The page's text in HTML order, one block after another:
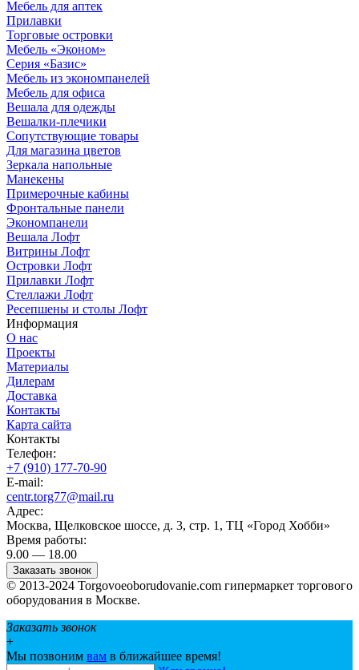
Мебель для аптек
Прилавки
Торговые островки
Мебель «Эконом»
Серия «Базис»
Мебель из экономпанелей
Мебель для офиса
Вешала для одежды
Вешалки-плечики
Сопутствующие товары
Для магазина цветов
Зеркала напольные
Манекены
Примерочные кабины
Фронтальные панели
Экономпанели
Вешала Лофт
Витрины Лофт
Островки Лофт
Прилавки Лофт
Стеллажи Лофт
Ресепшены и столы Лофт
Информация
О нас
Проекты
Материалы
Дилерам
Доставка
Контакты
Карта сайта
Контакты
Телефон:
+7 (910) 177-70-90
E-mail:
centr.torg77@mail.ru
Адрес:
Москва, Щелковское шоссе, д. 3, стр. 1, ТЦ «Город Хобби»
Время работы:
9.00 — 18.00
Заказать звонок
© 2013-2024 Torgovoeoborudovanie.com гипермаркет торгового
оборудования в Москве.
Заказать звонок
+
Мы позвоним вам в ближайшее время!